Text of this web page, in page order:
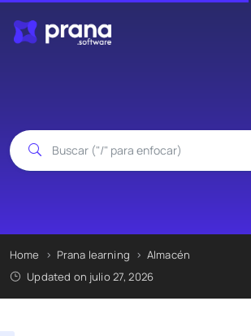
Home Prana learning
Almacén
Updated on julio 27, 2026